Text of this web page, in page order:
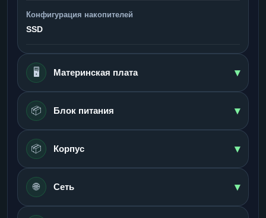
Конфигурация накопителей
SSD
🖥️ Материнская плата ▾
📦 Блок питания ▾
📦 Корпус ▾
🌐 Сеть ▾